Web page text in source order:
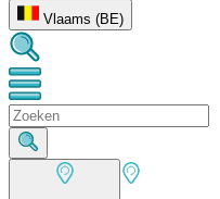
Vlaams (BE)